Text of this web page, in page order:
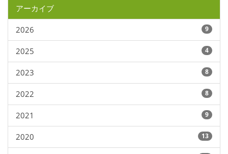
アーカイブ
2026 9
2025 4
2023 8
2022 8
2021 9
2020 13